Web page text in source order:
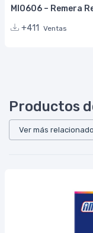
MI0606 – Remera
+411
Ventas
Productos
Ver más